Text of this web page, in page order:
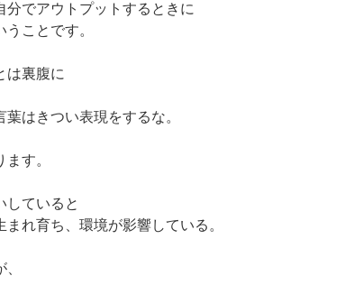
分でアウトプットするときに
ことです。
は裏腹に
葉はきつい表現をするな。
す。
していると
まれ育ち、環境が影響している。